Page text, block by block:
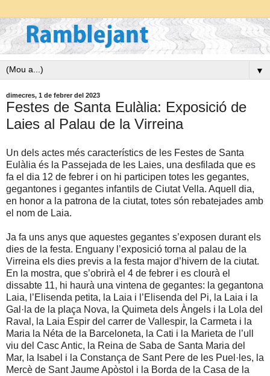
▼
dimecres, 1 de febrer del 2023
Festes de Santa Eulàlia: Exposició de
Laies al Palau de la Virreina
Un dels actes més característics de les Festes de Santa
Eulàlia és la Passejada de les Laies, una desfilada que es
fa el dia 12 de febrer i on hi participen totes les gegantes,
gegantones i gegantes infantils de Ciutat Vella. Aquell dia,
en honor a la patrona de la ciutat, totes són rebatejades amb
el nom de Laia.
Ja fa uns anys que aquestes gegantes s’exposen durant els
dies de la festa. Enguany l’exposició torna al palau de la
Virreina els dies previs a la festa major d’hivern de la ciutat.
En la mostra, que s’obrirà el 4 de febrer i es clourà el
dissabte 11, hi haurà una vintena de gegantes: la gegantona
Laia, l’Elisenda petita, la Laia i l’Elisenda del Pi, la Laia i la
Gal·la de la plaça Nova, la Quimeta dels Àngels i la Lola del
Raval, la Laia Espir del carrer de Vallespir, la Carmeta i la
Maria la Néta de la Barceloneta, la Cati i la Marieta de l’ull
viu del Casc Antic, la Reina de Saba de Santa Maria del
Mar, la Isabel i la Constança de Sant Pere de les Puel·les, la
Mercè de Sant Jaume Apòstol i la Borda de la Casa de la